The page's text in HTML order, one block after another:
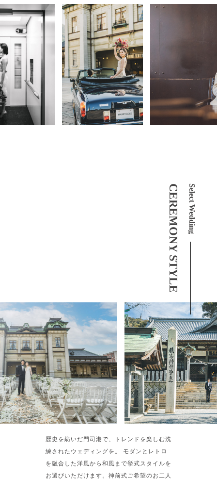
Select Wedding
CEREMONY STYLE
歴史を紡いだ門司港で、トレンドを楽しむ洗
練されたウェディングを。 モダンとレトロ
を融合した洋風から和風まで挙式スタイルを
お選びいただけます。神前式ご希望のお二人